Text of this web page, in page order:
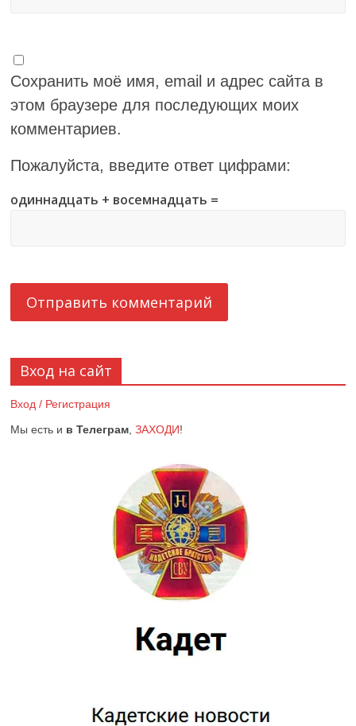
Сохранить моё имя, email и адрес сайта в
этом браузере для последующих моих
комментариев.
Пожалуйста, введите ответ цифрами:
одиннадцать + восемнадцать =
Вход на сайт
Вход / Регистрация
Мы есть и в Телеграм ,ЗАХОДИ!